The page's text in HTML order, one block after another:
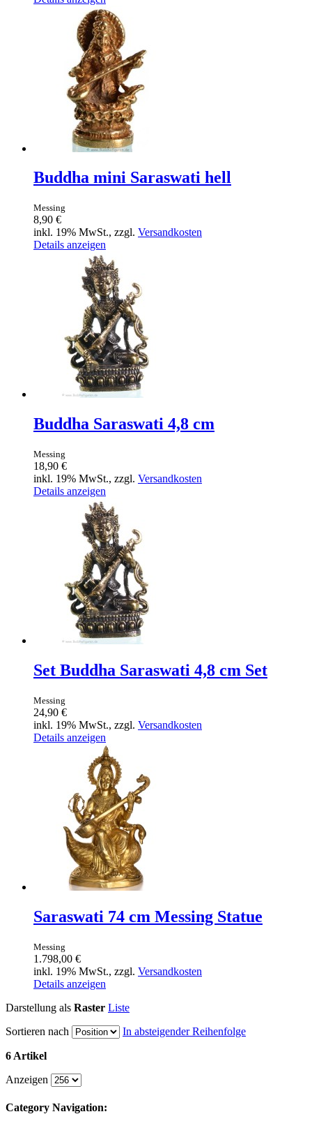
Buddha mini Saraswati hell
Messing
8,90 €
inkl. 19% MwSt., zzgl. Versandkosten
Details anzeigen
Buddha Saraswati 4,8 cm
Messing
18,90 €
inkl. 19% MwSt., zzgl. Versandkosten
Details anzeigen
Set Buddha Saraswati 4,8 cm Set
Messing
24,90 €
inkl. 19% MwSt., zzgl. Versandkosten
Details anzeigen
Saraswati 74 cm Messing Statue
Messing
1.798,00 €
inkl. 19% MwSt., zzgl. Versandkosten
Details anzeigen
Darstellung als Raster Liste
Sortieren nach
In absteigender Reihenfolge
6 Artikel
Anzeigen
Category Navigation: